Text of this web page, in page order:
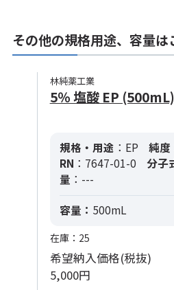
その他の規格用途、容量は
林純薬工業
5％ 塩酸 EP (500mL)
規格・用途 ：EP 純度
RN ：7647-01-0 分子
量 ：---
容量： 500mL
在庫：25
希望納入価格(税抜)
5,000円